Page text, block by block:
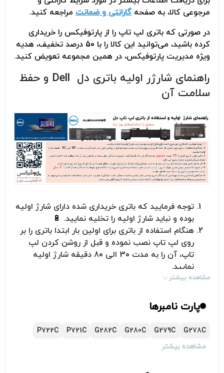
مرجوعی کالا، به صفحه گارانتی و ضمانت مراجعه کنید.
در صورتی که باتری لپ تاپ را از پارتوفیکس را خریداری
کرده باشید، می‌توانید این کالا را با 50 درصد تخفیف، هدیه
ویژه مدیریت پارتوفیکس، در همین مجموعه تعویض کنید.
راهنمای شارژر اولیه باتری دل Dell و حفظ
سلامت آن
توجه فرمایید که باتری خریداری شده دارای شارژ اولیه
بوده و نباید شارژ اولیه را تخلیه نمایید. 🔋
هنگام استفاده از باتری برای اولین بار ابتدا باتری را بر
روی لپ تاپ نصب نموده و قبل از روشن کردن لپ
تاپ، آن را به مدت 30 الی 80 دقیقه شارژ اولیه
نمایید.
طول عمر آن کم خواهد شد= کوتاه شدن تعداد سیکل
شارژ و دشارژر باتری لپ تاپ
اگر به هر دلیل قصد استفاده از لپ تاچ خود را به
هفته‌ای یک بار باتری را شارژ و دشارژ کنید.
مشاهده بیشتر
پارت نامبرها
G278C
G279C
G280C
G282C
P721C
P722C
مشاهده بیشتر